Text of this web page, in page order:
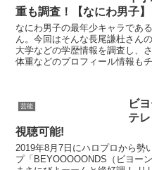
重も調査！【なにわ男子】
なにわ男子の最年少キャラであ
ん。今回はそんな長尾謙杜さん
大学などの学歴情報を調査し、
体重などのプロフィール情報も
芸能
ビ
テ
視聴可能!
2019年8月7日にハロプロから勢
プ「BEYOOOOONDS（ビヨー